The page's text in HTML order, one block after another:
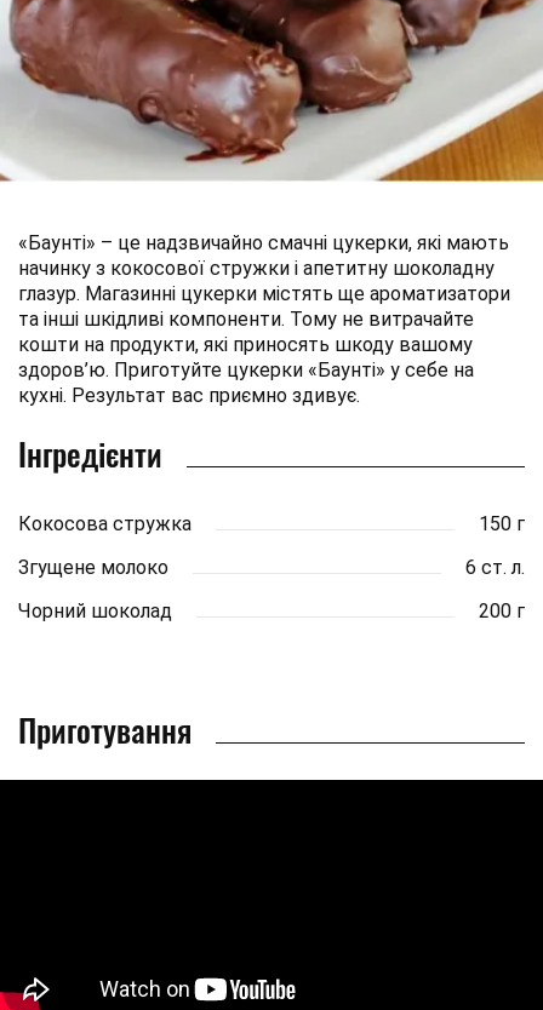
«Баунті» – це надзвичайно смачні цукерки, які мають
начинку з кокосової стружки і апетитну шоколадну
глазур. Магазинні цукерки містять ще ароматизатори
та інші шкідливі компоненти. Тому не витрачайте
кошти на продукти, які приносять шкоду вашому
здоров’ю. Приготуйте цукерки «Баунті» у себе на
кухні. Результат вас приємно здивує.
Інгредієнти
Кокосова стружка
150 г
Згущене молоко
6 ст. л.
Чорний шоколад
200 г
Приготування